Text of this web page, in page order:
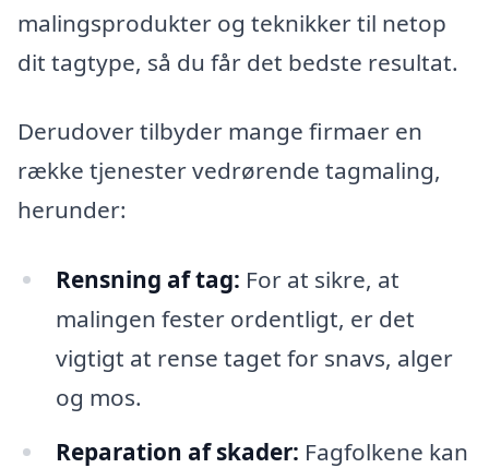
malingsprodukter og teknikker til netop
dit tagtype, så du får det bedste resultat.
Derudover tilbyder mange firmaer en
række tjenester vedrørende tagmaling,
herunder:
Rensning af tag: For at sikre, at
malingen fester ordentligt, er det
vigtigt at rense taget for snavs, alger
og mos.
Reparation af skader: Fagfolkene kan